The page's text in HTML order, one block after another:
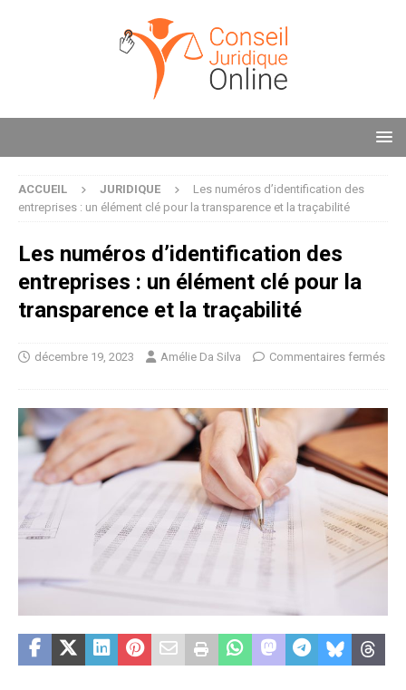
ACCUEIL JURIDIQUE
Les numéros d’identification des
entreprises : un élément clé pour la transparence et la traçabilité
Les numéros d’identification des
entreprises : un élément clé pour la
transparence et la traçabilité
décembre 19, 2023 Amélie Da Silva Commentaires fermés